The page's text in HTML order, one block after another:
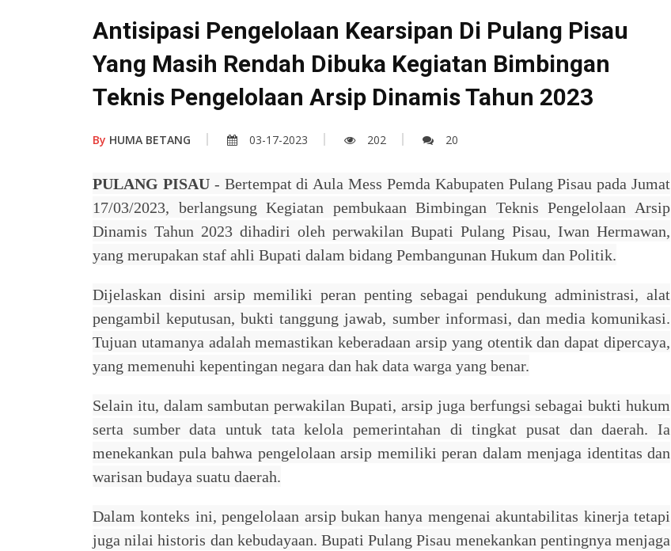
Antisipasi Pengelolaan Kearsipan Di Pulang Pisau
Yang Masih Rendah Dibuka Kegiatan Bimbingan
Teknis Pengelolaan Arsip Dinamis Tahun 2023
By HUMA BETANG 03-17-2023 202 20
PULANG PISAU- Bertempat di Aula Mess Pemda Kabupaten Pulang Pisau pada Jumat
17/03/2023, berlangsung Kegiatan pembukaan Bimbingan Teknis Pengelolaan Arsip
Dinamis Tahun 2023 dihadiri oleh perwakilan Bupati Pulang Pisau, Iwan Hermawan,
yang merupakan staf ahli Bupati dalam bidang Pembangunan Hukum dan Politik.
Dijelaskan disini arsip memiliki peran penting sebagai pendukung administrasi, alat
pengambil keputusan, bukti tanggung jawab, sumber informasi, dan media komunikasi.
Tujuan utamanya adalah memastikan keberadaan arsip yang otentik dan dapat dipercaya,
yang memenuhi kepentingan negara dan hak data warga yang benar.
Selain itu, dalam sambutan perwakilan Bupati, arsip juga berfungsi sebagai bukti hukum
serta sumber data untuk tata kelola pemerintahan di tingkat pusat dan daerah. Ia
menekankan pula bahwa pengelolaan arsip memiliki peran dalam menjaga identitas dan
warisan budaya suatu daerah.
Dalam konteks ini, pengelolaan arsip bukan hanya mengenai akuntabilitas kinerja tetapi
juga nilai historis dan kebudayaan. Bupati Pulang Pisau menekankan pentingnya menjaga